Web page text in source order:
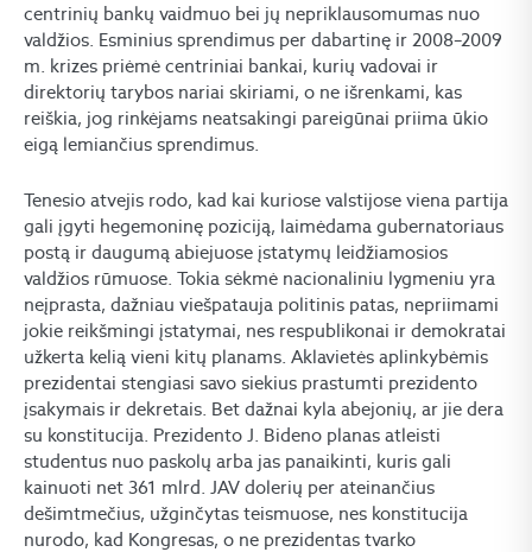
centrinių bankų vaidmuo bei jų nepriklausomumas nuo
valdžios. Esminius sprendimus per dabartinę ir 2008–2009
m. krizes priėmė centriniai bankai, kurių vadovai ir
direktorių tarybos nariai skiriami, o ne išrenkami, kas
reiškia, jog rinkėjams neatsakingi pareigūnai priima ūkio
eigą lemiančius sprendimus.
Tenesio atvejis rodo, kad kai kuriose valstijose viena partija
gali įgyti hegemoninę poziciją, laimėdama gubernatoriaus
postą ir daugumą abiejuose įstatymų leidžiamosios
valdžios rūmuose. Tokia sėkmė nacionaliniu lygmeniu yra
neįprasta, dažniau viešpatauja politinis patas, nepriimami
jokie reikšmingi įstatymai, nes respublikonai ir demokratai
užkerta kelią vieni kitų planams. Aklavietės aplinkybėmis
prezidentai stengiasi savo siekius prastumti prezidento
įsakymais ir dekretais. Bet dažnai kyla abejonių, ar jie dera
su konstitucija. Prezidento J. Bideno planas atleisti
studentus nuo paskolų arba jas panaikinti, kuris gali
kainuoti net 361 mlrd. JAV dolerių per ateinančius
dešimtmečius, užginčytas teismuose, nes konstitucija
nurodo, kad Kongresas, o ne prezidentas tvarko